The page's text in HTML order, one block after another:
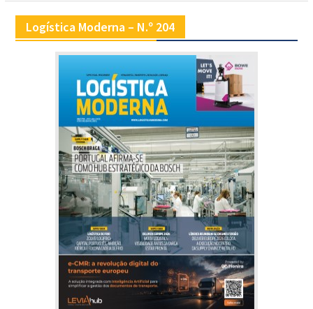
Logística Moderna – N.º 204